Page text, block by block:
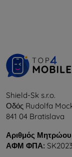
Shield-Sk s.r.o.
Οδός Rudolfa
841 04 Bratislava
Αριθμός Μητρώου
ΑΦΜ ΦΠΑ: